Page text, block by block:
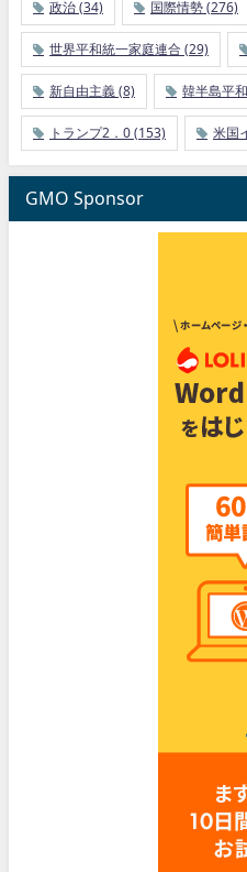
政治(34) 国際情勢(276)
世界平和統一家庭連合 (29)
新自由主義(8) 韓半島平
トランプ2．0(153) 米国
GMO Sponsor